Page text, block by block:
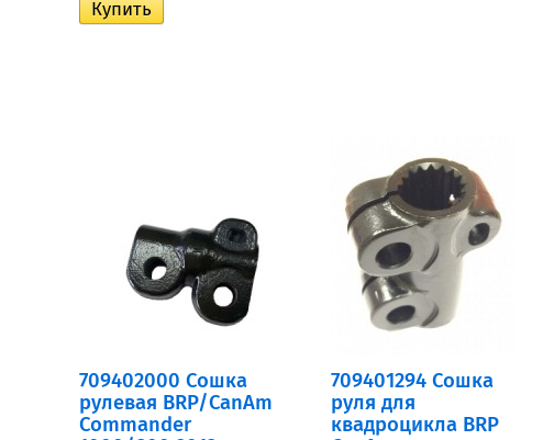
709402000 Сошка
рулевая BRP/CanAm
Commander
709401294 Сошка
руля для
квадроцикла BRP